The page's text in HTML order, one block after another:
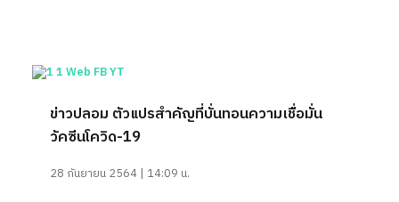
ข่าวปลอม ตัวแปรสำคัญที่บั่นทอนความเชื่อมั่น
วัคซีนโควิด-19
28 กันยายน 2564 | 14:09 น.